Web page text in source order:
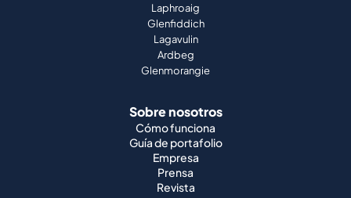
Laphroaig
Glenfiddich
Lagavulin
Ardbeg
Glenmorangie
Sobre nosotros
Cómo funciona
Guía de portafolio
Empresa
Prensa
Revista